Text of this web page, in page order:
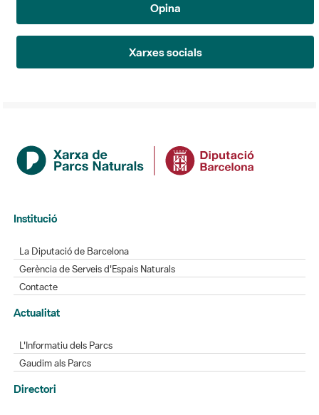
Opina
Xarxes socials
Institució
La Diputació de Barcelona
Gerència de Serveis d'Espais Naturals
Contacte
Actualitat
L'Informatiu dels Parcs
Gaudim als Parcs
Directori